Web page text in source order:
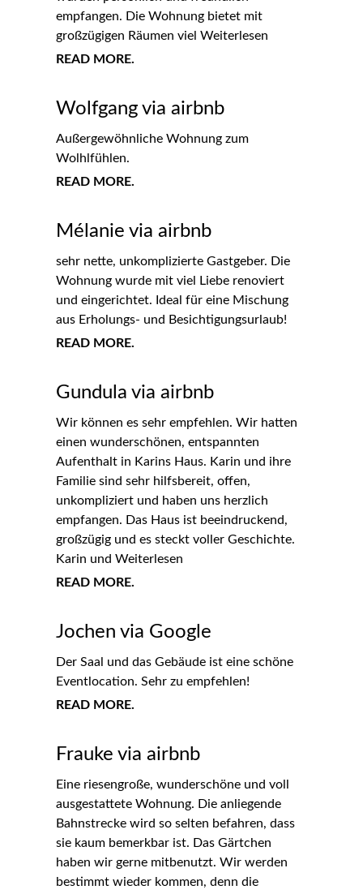
empfangen. Die Wohnung bietet mit
großzügigen Räumen viel Weiterlesen
READ MORE.
Wolfgang via airbnb
Außergewöhnliche Wohnung zum
Wolhlfühlen.
READ MORE.
Mélanie via airbnb
sehr nette, unkomplizierte Gastgeber. Die
Wohnung wurde mit viel Liebe renoviert
und eingerichtet. Ideal für eine Mischung
aus Erholungs- und Besichtigungsurlaub!
READ MORE.
Gundula via airbnb
Wir können es sehr empfehlen. Wir hatten
einen wunderschönen, entspannten
Aufenthalt in Karins Haus. Karin und ihre
Familie sind sehr hilfsbereit, offen,
unkompliziert und haben uns herzlich
empfangen. Das Haus ist beeindruckend,
großzügig und es steckt voller Geschichte.
Karin und Weiterlesen
READ MORE.
Jochen via Google
Der Saal und das Gebäude ist eine schöne
Eventlocation. Sehr zu empfehlen!
READ MORE.
Frauke via airbnb
Eine riesengroße, wunderschöne und voll
ausgestattete Wohnung. Die anliegende
Bahnstrecke wird so selten befahren, dass
sie kaum bemerkbar ist. Das Gärtchen
haben wir gerne mitbenutzt. Wir werden
bestimmt wieder kommen, denn die